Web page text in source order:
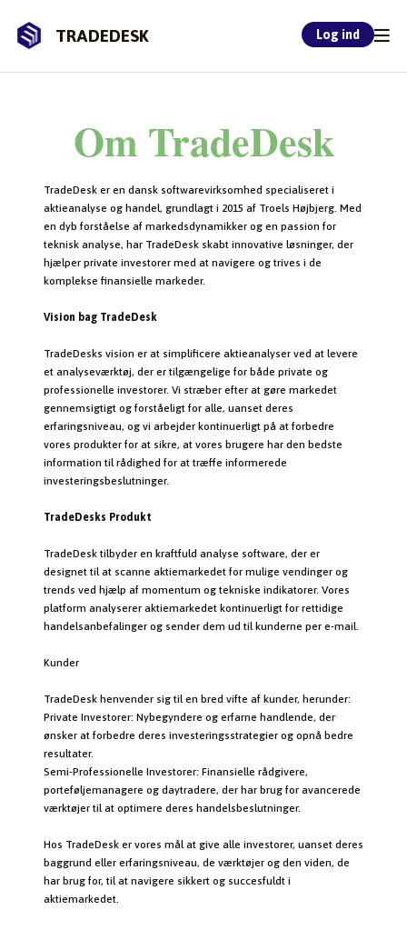
TRADEDESK Log ind
Om TradeDesk
TradeDesk er en dansk softwarevirksomhed specialiseret i
aktieanalyse og handel, grundlagt i 2015 af Troels Højbjerg. Med
en dyb forståelse af markedsdynamikker og en passion for
teknisk analyse, har TradeDesk skabt innovative løsninger, der
hjælper private investorer med at navigere og trives i de
komplekse finansielle markeder.
Vision bag TradeDesk
TradeDesks vision er at simplificere aktieanalyser ved at levere
et analyseværktøj, der er tilgængelige for både private og
professionelle investorer. Vi stræber efter at gøre markedet
gennemsigtigt og forståeligt for alle, uanset deres
erfaringsniveau, og vi arbejder kontinuerligt på at forbedre
vores produkter for at sikre, at vores brugere har den bedste
information til rådighed for at træffe informerede
investeringsbeslutninger.
TradeDesks Produkt
TradeDesk tilbyder en kraftfuld analyse software, der er
designet til at scanne aktiemarkedet for mulige vendinger og
trends ved hjælp af momentum og tekniske indikatorer. Vores
platform analyserer aktiemarkedet kontinuerligt for rettidige
handelsanbefalinger og sender dem ud til kunderne per e-mail.
Kunder
TradeDesk henvender sig til en bred vifte af kunder, herunder:
Private Investorer: Nybegyndere og erfarne handlende, der
ønsker at forbedre deres investeringsstrategier og opnå bedre
resultater.
Semi-Professionelle Investorer: Finansielle rådgivere,
porteføljemanagere og daytradere, der har brug for avancerede
værktøjer til at optimere deres handelsbeslutninger.
Hos TradeDesk er vores mål at give alle investorer, uanset deres
baggrund eller erfaringsniveau, de værktøjer og den viden, de
har brug for, til at navigere sikkert og succesfuldt i
aktiemarkedet.